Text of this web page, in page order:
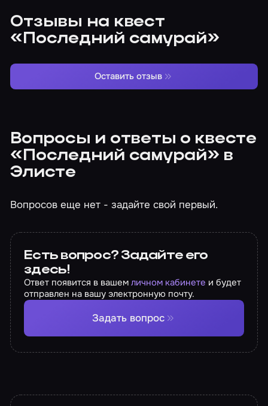
Отзывы на квест
«Последний самурай»
Оставить отзыв
Вопросы и ответы о квесте
«Последний самурай» в
Элисте
Вопросов еще нет - задайте свой первый.
Есть вопрос? Задайте его
здесь!
Ответ появится в вашемличном кабинете и будет
отправлен на вашу электронную почту.
Задать вопрос